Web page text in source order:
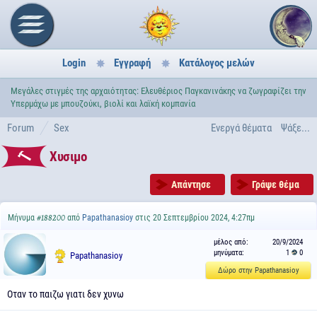
Login Εγγραφή Κατάλογος μελών
Μεγάλες στιγμές της αρχαιότητας: Ελευθέριος Παγκανινάκης να ζωγραφίζει την
Υπερμάχω με μπουζούκι, βιολί και λαϊκή κομπανία
Ενεργά θέματα Ψάξε...
Forum Sex
Χυσιμο
Απάντησε Γράψε θέμα
Μήνυμα #188200 από Papathanasioy στις 20 Σεπτεμβρίου 2024, 4:27πμ
Papathanasioy
μέλος από:
20/9/2024
μηνύματα:
1
0
Δώρο στην Papathanasioy
Οταν το παιζω γιατι δεν χυνω